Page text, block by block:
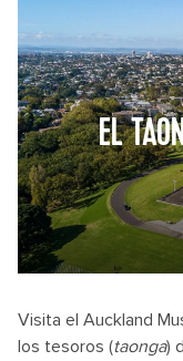
EL
Visita el Auckland
los tesoros (taonga)